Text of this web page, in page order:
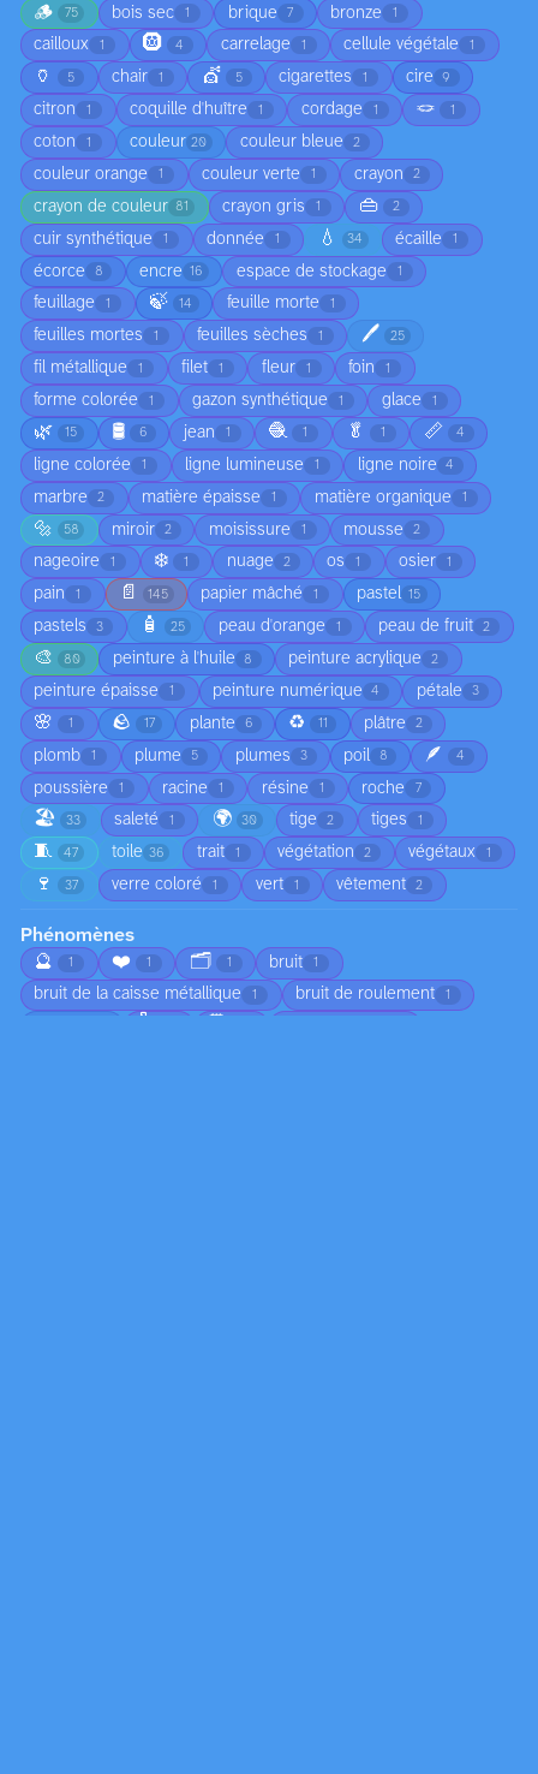
🪵 75 bois sec 1 brique 7 bronze 1
cailloux 1 🛞 4 carrelage 1 cellule végétale 1
🏺 5 chair 1 💇 5 cigarettes 1 cire 9
citron 1 coquille d'huître 1 cordage 1 🪢 1
coton 1 couleur 20 couleur bleue 2
couleur orange 1 couleur verte 1 crayon 2
crayon de couleur 81 crayon gris 1 👜 2
cuir synthétique 1 donnée 1 💧 34 écaille 1
écorce 8 encre 16 espace de stockage 1
feuillage 1 🍃 14 feuille morte 1
feuilles mortes 1 feuilles sèches 1 🖊️ 25
fil métallique 1 filet 1 fleur 1 foin 1
forme colorée 1 gazon synthétique 1 glace 1
🌿 15 🛢️ 6 jean 1 🧶 1 🥬 1 📏 4
ligne colorée 1 ligne lumineuse 1 ligne noire 4
marbre 2 matière épaisse 1 matière organique 1
🔩 58 miroir 2 moisissure 1 mousse 2
nageoire 1 ❄️ 1 nuage 2 os 1 osier 1
pain 1 📄 145 papier mâché 1 pastel 15
pastels 3 🧴 25 peau d'orange 1 peau de fruit 2
🎨 80 peinture à l'huile 8 peinture acrylique 2
peinture épaisse 1 peinture numérique 4 pétale 3
🌸 1 🪨 17 plante 6 ♻️ 11 plâtre 2
plomb 1 plume 5 plumes 3 poil 8 🪶 4
poussière 1 racine 1 résine 1 roche 7
🏖️ 33 saleté 1 🌍 30 tige 2 tiges 1
🧵 47 toile 36 trait 1 végétation 2 végétaux 1
🍷 37 verre coloré 1 vert 1 vêtement 2
Phénomènes
🔮
1 ❤️ 1 🗂️ 1 bruit 1
bruit de la caisse métallique 1 bruit de roulement 1